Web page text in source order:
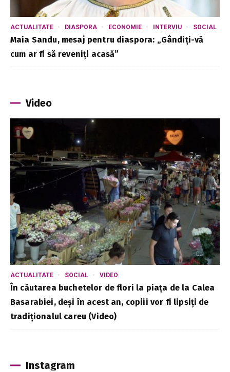
ACTUALITATE DIASPORA ECONOMIE INTERVIU SOCIAL
Maia Sandu, mesaj pentru diaspora: „Gândiți-vă
cum ar fi să reveniți acasă”
Video
ACTUALITATE SOCIAL VIDEO
În căutarea buchetelor de flori la piața de la Calea
Basarabiei, deși în acest an, copiii vor fi lipsiți de
tradiționalul careu (Video)
Instagram